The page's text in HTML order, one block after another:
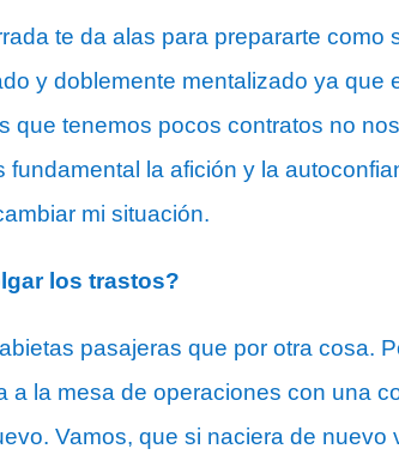
te da alas para prepararte
y doblemente mentalizado ya
que tenemos pocos contratos no
la afición y la
mi situación.
los trastos?
pasajeras que por otra cosa.
a la mesa de operaciones con una
Vamos, que si naciera de